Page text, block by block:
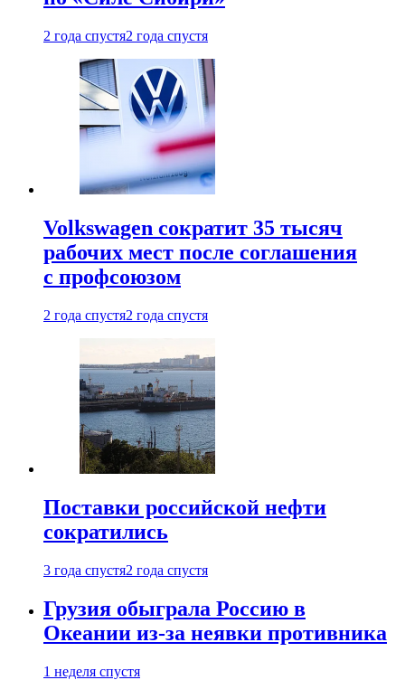
2 года спустя2 года спустя
Volkswagen сократит 35 тысяч
рабочих мест после соглашения
с профсоюзом
2 года спустя2 года спустя
Поставки российской нефти
сократились
3 года спустя2 года спустя
Грузия обыграла Россию в
Океании из-за неявки противника
1 неделя спустя